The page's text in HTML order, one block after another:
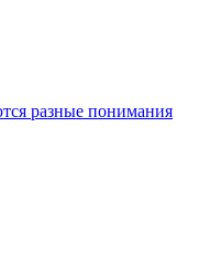
разные понимания